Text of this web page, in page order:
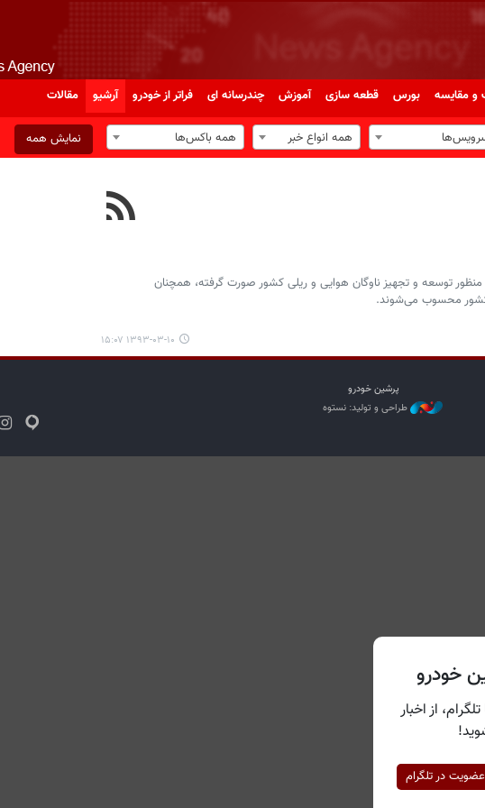
مقایسه بورس قطعه سازی آموزش چندرسانه ای فراتر از خودرو آرشیو مقالات
همه انواع خبر همه باکس‌ها نمایش همه
توسعه و تجهیز ناوگان هوایی و ریلی کشور صورت گرفته، همچنان
کشور محسوب می‌شوند.
۱۳۹۳-۰۳-۱۰ ۱۵:۰۷
پرشین خودرو
طراحی و تولید: نستوه
خودرو
از اخبار
عضویت در تلگرام